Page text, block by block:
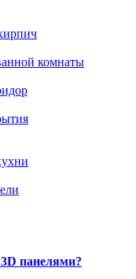
комнаты
панелями?